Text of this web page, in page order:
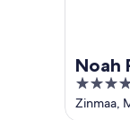
Noah
4.5
out
Zinmaa,